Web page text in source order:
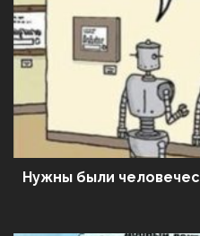
Нужны были